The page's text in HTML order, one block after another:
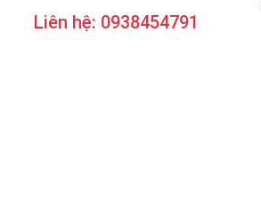
Liên hệ: 0938454791